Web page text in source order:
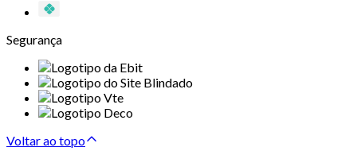
Segurança
Voltar ao topo